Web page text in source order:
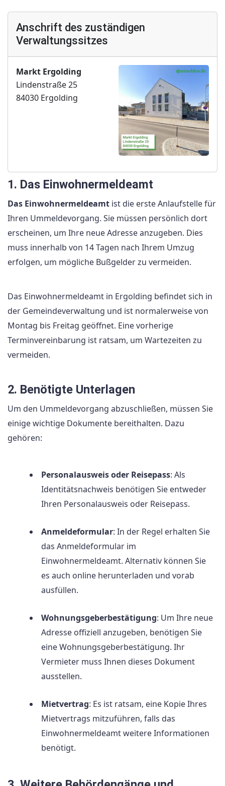
Anschrift des zuständigen
Verwaltungssitzes
Markt Ergolding
Lindenstraße 25
84030 Ergolding
1. Das Einwohnermeldeamt
Das Einwohnermeldeamt ist die erste Anlaufstelle für
Ihren Ummeldevorgang. Sie müssen persönlich dort
erscheinen, um Ihre neue Adresse anzugeben. Dies
muss innerhalb von 14 Tagen nach Ihrem Umzug
erfolgen, um mögliche Bußgelder zu vermeiden.
Das Einwohnermeldeamt in Ergolding befindet sich in
der Gemeindeverwaltung und ist normalerweise von
Montag bis Freitag geöffnet. Eine vorherige
Terminvereinbarung ist ratsam, um Wartezeiten zu
vermeiden.
2. Benötigte Unterlagen
Um den Ummeldevorgang abzuschließen, müssen Sie
einige wichtige Dokumente bereithalten. Dazu
gehören:
Personalausweis oder Reisepass: Als
Identitätsnachweis benötigen Sie entweder
Ihren Personalausweis oder Reisepass.
Anmeldeformular: In der Regel erhalten Sie
das Anmeldeformular im
Einwohnermeldeamt. Alternativ können Sie
es auch online herunterladen und vorab
ausfüllen.
Wohnungsgeberbestätigung: Um Ihre neue
Adresse offiziell anzugeben, benötigen Sie
eine Wohnungsgeberbestätigung. Ihr
Vermieter muss Ihnen dieses Dokument
ausstellen.
Mietvertrag: Es ist ratsam, eine Kopie Ihres
Mietvertrags mitzuführen, falls das
Einwohnermeldeamt weitere Informationen
benötigt.